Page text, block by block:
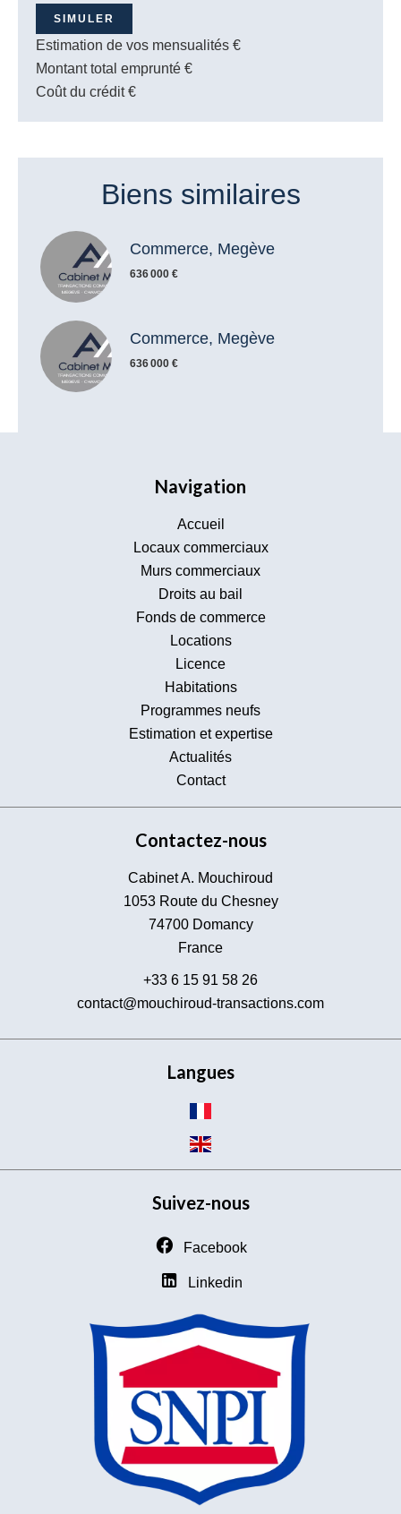
SIMULER
Estimation de vos mensualités €
Montant total emprunté €
Coût du crédit€
Biens similaires
Commerce, Megève
636 000 €
Commerce, Megève
636 000 €
Navigation
Accueil
Locaux commerciaux
Murs commerciaux
Droits au bail
Fonds de commerce
Locations
Licence
Habitations
Programmes neufs
Estimation et expertise
Actualités
Contact
Contactez-nous
Cabinet A. Mouchiroud
1053 Route du Chesney
74700Domancy
France
+33 6 15 91 58 26
contact@mouchiroud-transactions.com
Langues
Suivez-nous
Facebook
Linkedin